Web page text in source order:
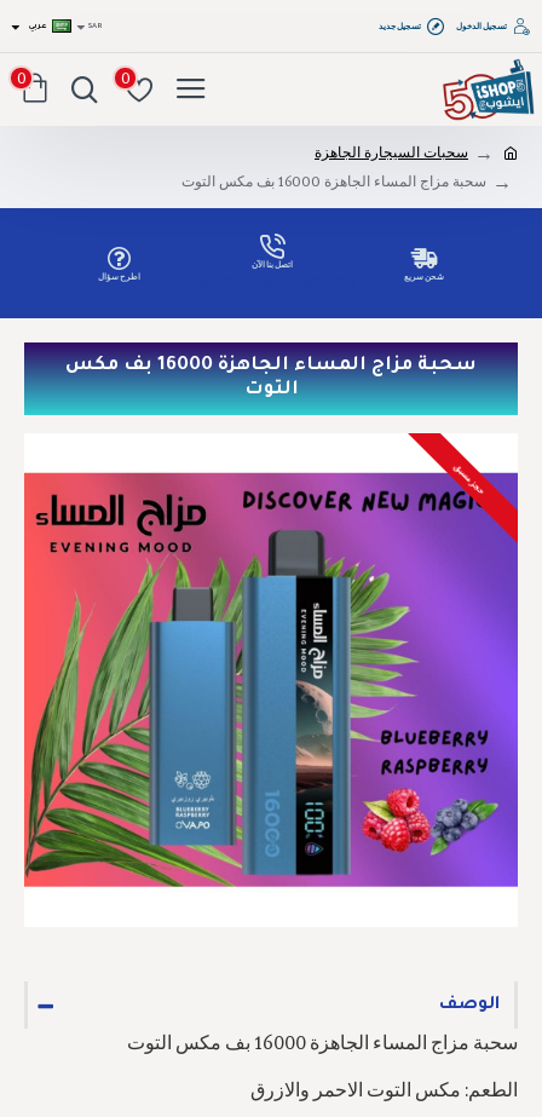
تسجيل الدخول تسجيل جديد SAR عربي
0
0
سحبات السيجارة الجاهزة
سحبة مزاج المساء الجاهزة 16000 بف مكس التوت
شحن سريع
اتصل بنا الآن
اطرح سؤال
سحبة مزاج المساء الجاهزة 16000 بف مكس
التوت
حجز مسبق
الوصف
سحبة مزاج المساء الجاهزة 16000 بف مكس التوت
الطعم: مكس التوت الاحمر والازرق